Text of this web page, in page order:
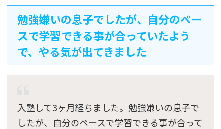
勉強嫌いの息子でしたが、自分のペー
スで学習できる事が合っていたよう
で、やる気が出てきました
入塾して3ヶ月経ちました。勉強嫌いの息子で
したが、自分のペースで学習できる事が合って